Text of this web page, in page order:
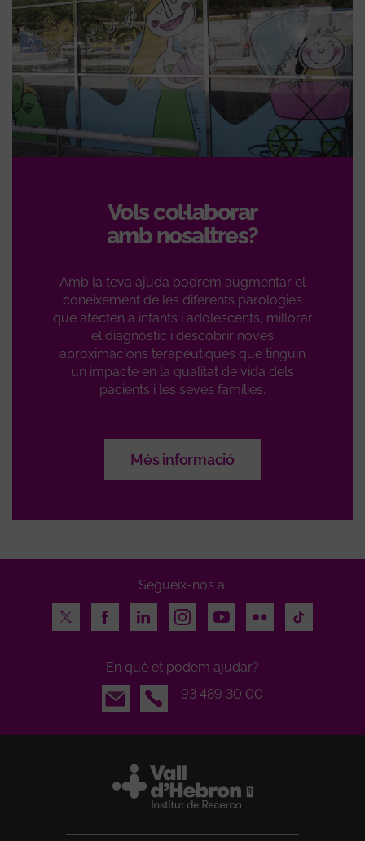
Vols col·laborar
amb nosaltres?
Amb la teva ajuda podrem augmentar el
coneixement de les diferents parologies
que afecten a infants i adolescents, millorar
el diagnòstic i descobrir noves
aproximacions terapèutiques que tinguin
un impacte en la qualitat de vida dels
pacients i les seves famílies.
Més informació
Segueix-nos a:
Twitter
FacebookLinkedInInstagramYoutubeFlickr TikTok
En què et podem ajudar?
Email
93 489 30 00